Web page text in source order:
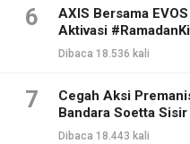
6
AXIS Bersama
Aktivasi
Dibaca 18.536 kali
7
Cegah Aksi
Bandara Soetta
Dibaca 18.443 kali